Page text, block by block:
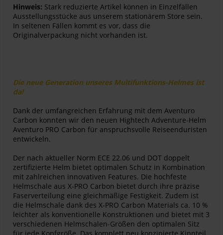
Hinweis: Stark reduzierte Artikel können in Einzelfällen
Ausstellungsstücke aus unserem stationärem Store sein.
In seltenen Fällen kommt es vor, dass die
Originalverpackung nicht vorhanden ist.
Die neue Generation unseres Multifunktions-Helmes ist
da!
Dank der umfangreichen Erfahrung mit dem Aventuro
Carbon konnten wir den neuen Hightech Adventure-Helm
Aventuro PRO Carbon für anspruchsvolle Reiseenduristen
entwickeln.
Der nach aktueller Norm ECE 22.06 und DOT doppelt
zertifizierte Helm bietet optimalen Schutz in Kombination
mit zahlreichen innovativen Features. Die hochfeste
Helmschale aus X-PRO Carbon bietet durch ihre präzise
Faserverteilung eine gleichmäßige Festigkeit. Zudem ist
die Helmschale dank des X-PRO Carbon Materials ca. 10 %
leichter als konventionelle Konstruktionen und bietet mit 3
verschiedenen Helmschalen-Größen den optimalen Sitz